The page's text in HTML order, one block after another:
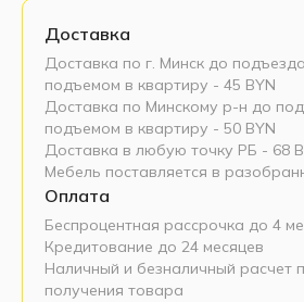
Доставка
Доставка по г. Минск до
подъемом в квартиру - 45 BYN
Доставка по Минскому р-н до
подъемом в квартиру - 50 BYN
Доставка в любую точку РБ - 68
Мебель поставляется в
Оплата
Беспроцентная рассрочка до 4
Кредитование до 24 месяцев
Наличный и безналичный расчет
получения товара